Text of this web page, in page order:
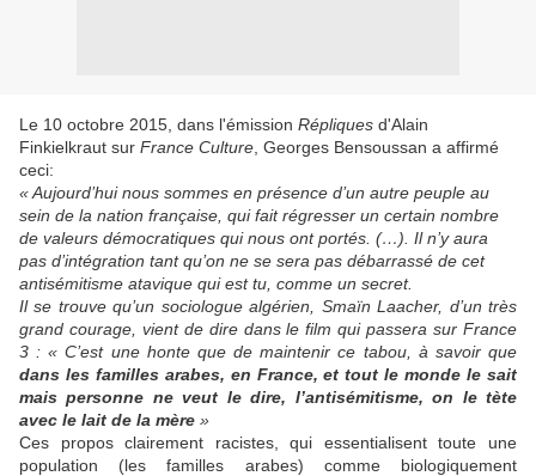
Le 10 octobre 2015, dans l'émission Répliques d'Alain
Finkielkraut sur France Culture , Georges Bensoussan a affirmé
ceci:
« Aujourd’hui nous sommes en présence d’un autre peuple au
sein de la nation française, qui fait régresser un certain nombre
de valeurs démocratiques qui nous ont portés. (…). Il n’y aura
pas d’intégration tant qu’on ne se sera pas débarrassé de cet
antisémitisme atavique qui est tu, comme un secret.
Il se trouve qu’un sociologue algérien, Smaïn Laacher, d’un très
grand courage, vient de dire dans le film qui passera sur France
3 : « C’est une honte que de maintenir ce tabou, à savoir que
dans les familles arabes, en France, et tout le monde le sait
mais personne ne veut le dire, l’antisémitisme, on le tète
avec le lait de la mère »
Ces propos clairement racistes, qui essentialisent toute une
population (les familles arabes) comme biologiquement